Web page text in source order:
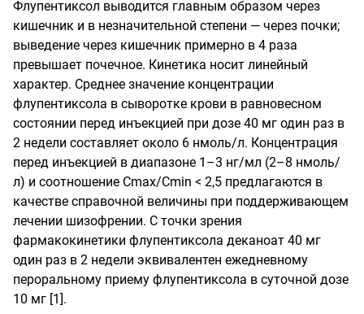
Флупентиксол выводится главным образом через
кишечник и в незначительной степени — через почки;
выведение через кишечник примерно в 4 раза
превышает почечное. Кинетика носит линейный
характер. Среднее значение концентрации
флупентиксола в сыворотке крови в равновесном
состоянии перед инъекцией при дозе 40 мг один раз в
2 недели составляет около 6 нмоль/л. Концентрация
перед инъекцией в диапазоне 1–3 нг/мл (2–8 нмоль/
л) и соотношение Cmax/Cmin < 2,5 предлагаются в
качестве справочной величины при поддерживающем
лечении шизофрении. С точки зрения
фармакокинетики флупентиксола деканоат 40 мг
один раз в 2 недели эквивалентен ежедневному
пероральному приему флупентиксола в суточной дозе
10 мг [1].